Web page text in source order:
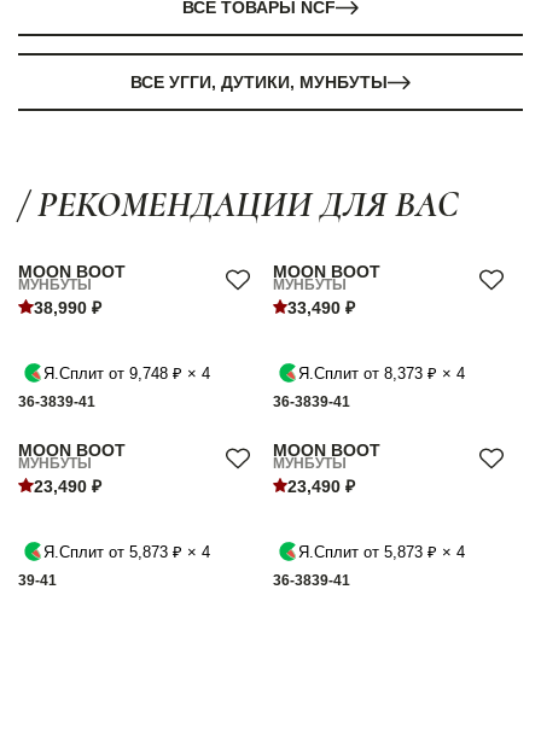
ВСЕ ТОВАРЫ NCF
ВСЕ УГГИ, ДУТИКИ, МУНБУТЫ
/ РЕКОМЕНДАЦИИ ДЛЯ ВАС
MOON BOOT
МУНБУТЫ
38,990 ₽
Я.Сплит от 9,748 ₽ × 4
36-3839-41
MOON BOOT
МУНБУТЫ
33,490 ₽
Я.Сплит от 8,373 ₽ × 4
36-3839-41
MOON BOOT
МУНБУТЫ
23,490 ₽
Я.Сплит от 5,873 ₽ × 4
39-41
MOON BOOT
МУНБУТЫ
23,490 ₽
Я.Сплит от 5,873 ₽ × 4
36-3839-41